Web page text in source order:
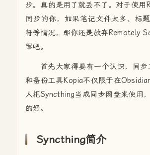
步。真的是用了就丢不了。对于使用
同步的你，如果笔记文件太多、标
符等情况，那你还是放弃Remotely
案吧。
首先大家得要有一个认识，同
和备份工具Kopia不仅限于在
人把Syncthing当成同步网盘来使用
的好。
Syncthing简介